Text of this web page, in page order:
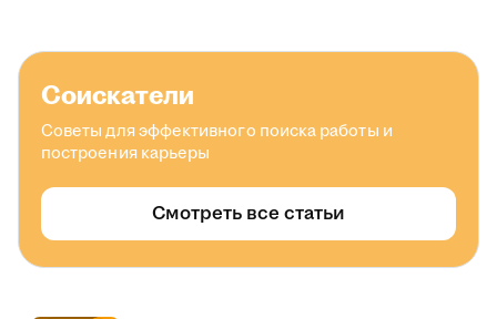
Соискатели
Советы для эффективного поиска работы и
построения карьеры
Смотреть все статьи